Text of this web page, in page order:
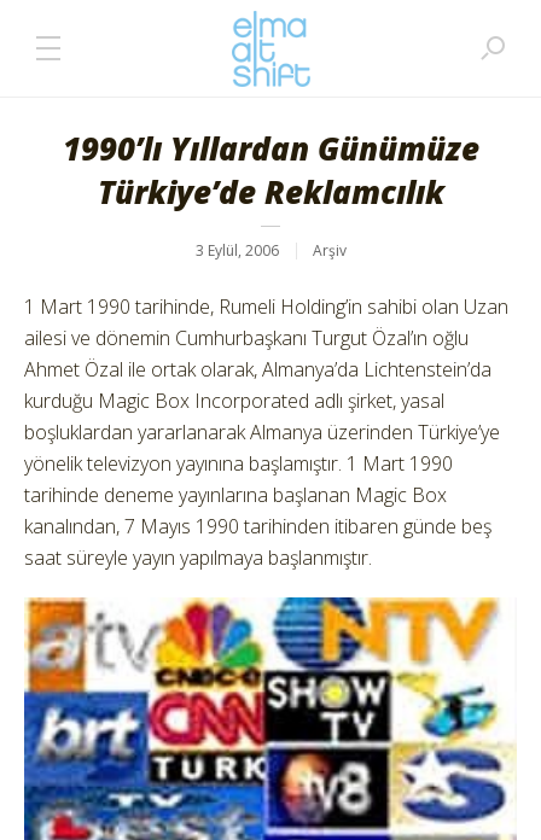
1990’lı Yıllardan Günümüze
Türkiye’de Reklamcılık
3 Eylül, 2006 Arşiv
1 Mart 1990 tarihinde, Rumeli Holding’in sahibi olan Uzan
ailesi ve dönemin Cumhurbaşkanı Turgut Özal’ın oğlu
Ahmet Özal ile ortak olarak, Almanya’da Lichtenstein’da
kurduğu Magic Box Incorporated adlı şirket, yasal
boşluklardan yararlanarak Almanya üzerinden Türkiye’ye
yönelik televizyon yayınına başlamıştır. 1 Mart 1990
tarihinde deneme yayınlarına başlanan Magic Box
kanalından, 7 Mayıs 1990 tarihinden itibaren günde beş
saat süreyle yayın yapılmaya başlanmıştır.